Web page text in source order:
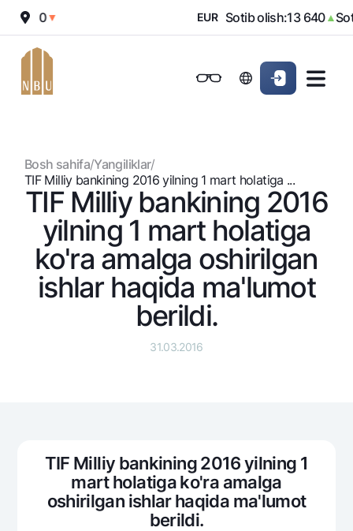
Shaxsiy kabinet
Jismoniy shaxslarga
Kreditlar
Ipoteka
Avtokredit
Mikroqarz
Omonatlar
Hamma uchun
Jozibali
Talab qilib olinguncha
NBU’dan oltin quymalar
Kumush omonat
Kartalar
Ish haqi
Garmin pay
Aksiyalar
Milliy mobil ilovasi
Ko'p beriladigan savollar
010 ▼ EUR Sotib olish:13 640▲
Ovozni yoqishShaxsiy kabinet
Bosh sahifa/Yangiliklar/
TIF Milliy bankining 2016 yilning 1 mart holatiga ...
TIF Milliy bankining 2016
yilning 1 mart holatiga
ko'ra amalga oshirilgan
ishlar haqida ma'lumot
berildi.
31.03.2016
TIF Milliy bankining 2016 yilning 1
mart holatiga ko'ra amalga
oshirilgan ishlar haqida ma'lumot
berildi.